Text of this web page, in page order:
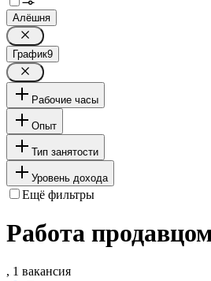
Алёшня
График9
Рабочие часы
Опыт
Тип занятости
Уровень дохода
Ещё фильтры
Работа
, 1 вакансия